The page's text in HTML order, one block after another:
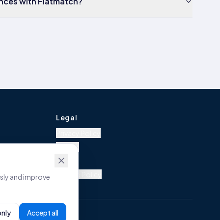
and improve
Accept all
Legal
Imprint
Terms